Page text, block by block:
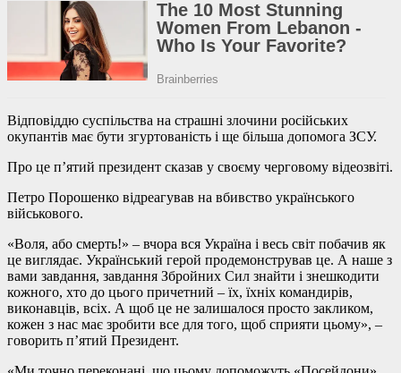
Відповіддю суспільства на страшні злочини російських
окупантів має бути згуртованість і ще більша допомога ЗСУ.
Про це п’ятий президент сказав у своєму черговому відеозвіті.
Петро Порошенко відреагував на вбивство українського
військового.
«Воля, або смерть!» – вчора вся Україна і весь світ побачив як
це виглядає. Український герой продемонстрував це. А наше з
вами завдання, завдання Збройних Сил знайти і знешкодити
кожного, хто до цього причетний – їх, їхніх командирів,
виконавців, всіх. А щоб це не залишалося просто закликом,
кожен з нас має зробити все для того, щоб сприяти цьому», –
говорить п’ятий Президент.